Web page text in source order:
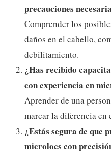
precauciones
Comprender los
daños en el cabello,
debilitamiento.
¿Has recibido
con experiencia en
Aprender de una
marcar la diferencia en
¿Estás segura de que
microlocs con